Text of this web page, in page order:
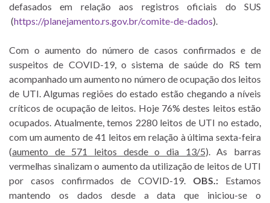
defasados em relação aos registros oficiais do SUS
(https://planejamento.rs.gov.br/comite-de-dados).
Com o aumento do número de casos confirmados e de
suspeitos de COVID-19, o sistema de saúde do RS tem
acompanhado um aumento no número de ocupação dos leitos
de UTI. Algumas regiões do estado estão chegando a níveis
críticos de ocupação de leitos. Hoje 76% destes leitos estão
ocupados. Atualmente, temos 2280 leitos de UTI no estado,
com um aumento de 41 leitos em relação à última sexta-feira
(aumento de 571 leitos desde o dia 13/5). As barras
vermelhas sinalizam o aumento da utilização de leitos de UTI
por casos confirmados de COVID-19. OBS.: Estamos
mantendo os dados desde a data que iniciou-se o